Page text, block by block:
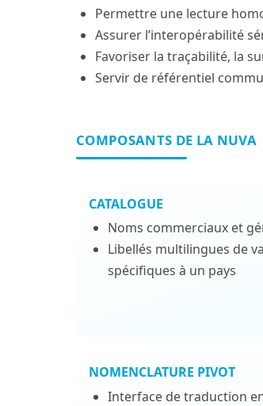
Permettre une lecture
Assurer l’interopérabilité
Favoriser la traçabilité, la
Servir de référentiel
COMPOSANTS DE LA NUVA
CATALOGUE
Noms commerciaux et
Libellés multilingues de
spécifiques à un pays
NOMENCLATURE PIVOT
Interface de traduction